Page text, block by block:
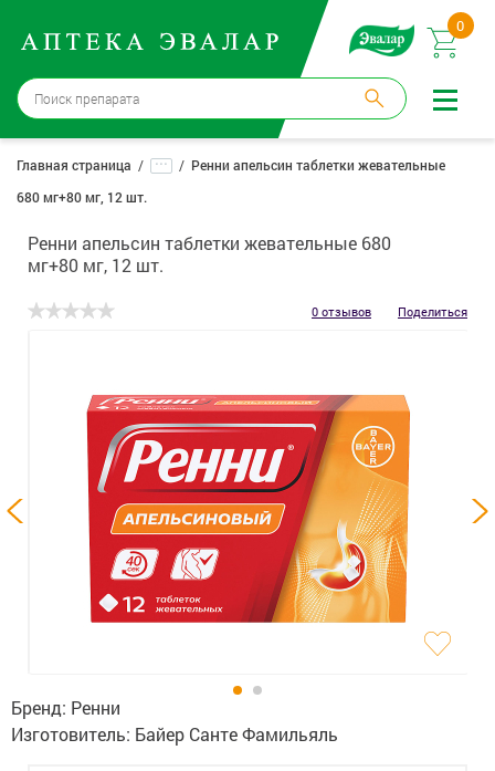
0
Бийск→ 15 аптек
Войти |
Регистрация
Доставка и оплата
Способ получения:
не выбран,изменить
Лекарства
Косметика
Гигиена
Изделия медицинского назначения
Планирование семьи
Оптика
Ортопедия
Главная страница ...
Ренни апельсин таблетки жевательные
680 мг+80 мг, 12 шт.
Ренни апельсин таблетки жевательные 680
мг+80 мг, 12 шт.
0 отзывов Поделиться
Бренд: Ренни
Изготовитель: Байер Санте Фамильяль